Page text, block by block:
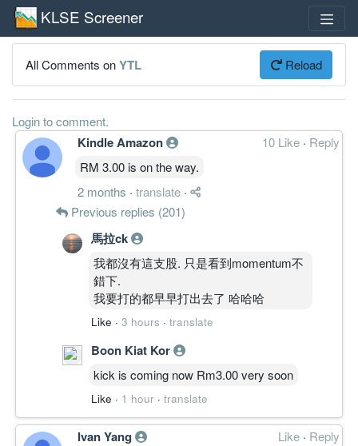
KLSE Screener
All Comments onYTL Reload
Login to comment.
Kindle Amazon 10 Like · Reply
RM 3.00 is on the way.
2 months · translate ·
Previous replies (201)
馬拉ck
我都沒有這支股. 只是看到momentum不
錯下.
我要打的都早早打出去了 哈哈哈
Like · 3 hours · translate
Boon Kiat Kor
kick is coming now Rm3.00 very soon
Like · 1 hour · translate
Ivan Yang Like · Reply